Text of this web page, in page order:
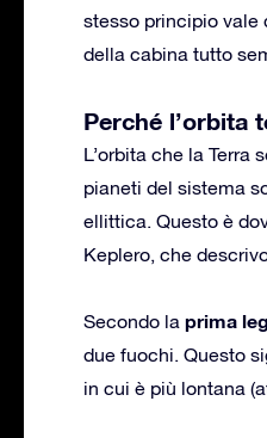
stesso principio vale
della cabina tutto
Perché l’orbita
L’orbita che la
pianeti del sistema
ellittica. Questo è
Keplero, che
Secondo la prima
due fuochi. Questo
in cui è più lontana